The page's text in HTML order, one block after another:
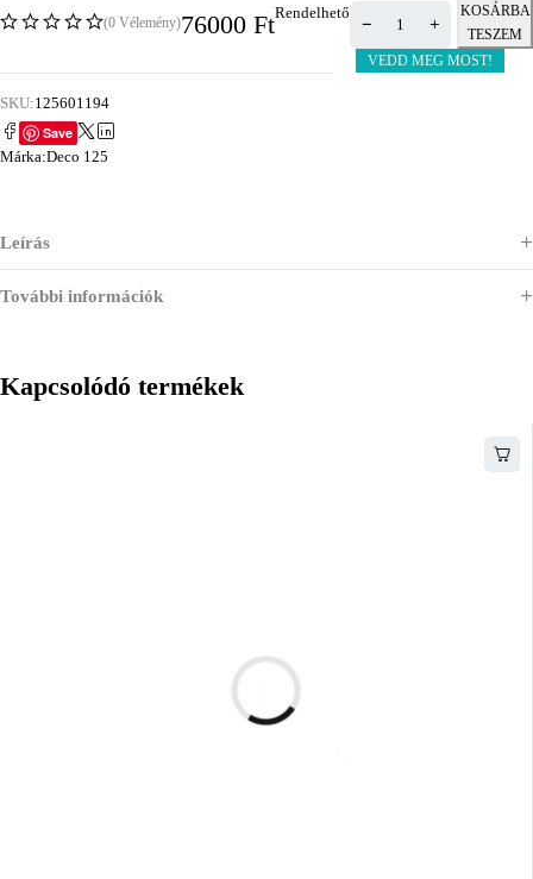
(0 Vélemény)76000 FtRendelhető
KOSÁRBA
TESZEM
VEDD MEG MOST!
SKU:125601194
Save
Márka:Deco 125
Leírás
További információk
Kapcsolódó termékek